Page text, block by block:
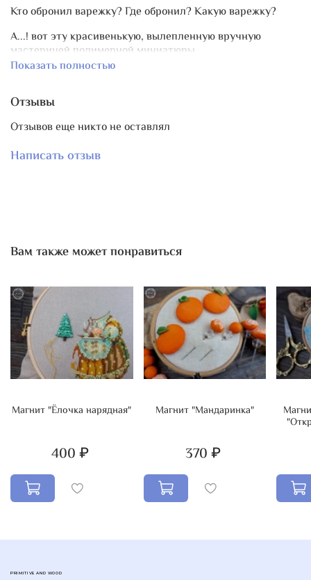
Кто обронил варежку? Где обронил? Какую варежку?
А...! вот эту красивенькую, вылепленную вручную
мастерицей полимерной миниатюры.
Варежка дополнена горстью разных-прекрасных бусин
Крепёж на разъёмную швензу.
Длина маячка ~ 13 см.
Показать полностью
Отзывы
Отзывов еще никто не оставлял
Написать отзыв
Вам также может понравиться
Магнит "Ёлочка нарядная"
400 ₽
Магнит "Мандаринка"
370 ₽
PRIMITIVE AND WOOD